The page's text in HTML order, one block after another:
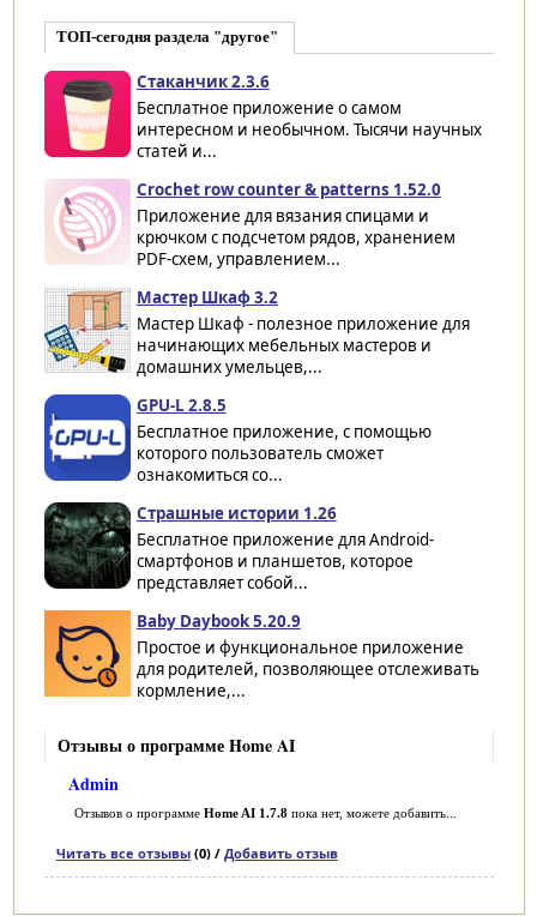
ТОП-сегодня раздела "другое"
Cтаканчик 2.3.6
Бесплатное приложение о самом
интересном и необычном. Тысячи научных
статей и...
Crochet row counter & patterns 1.52.0
Приложение для вязания спицами и
крючком с подсчетом рядов, хранением
PDF-схем, управлением...
Мастер Шкаф 3.2
Мастер Шкаф - полезное приложение для
начинающих мебельных мастеров и
домашних умельцев,...
GPU-L 2.8.5
Бесплатное приложение, с помощью
которого пользователь сможет
ознакомиться со...
Страшные истории 1.26
Бесплатное приложение для Android-
смартфонов и планшетов, которое
представляет собой...
Baby Daybook 5.20.9
Простое и функциональное приложение
для родителей, позволяющее отслеживать
кормление,...
Отзывы о программе Home AI
Admin
Отзывов о программе Home AI 1.7.8пока нет, можете добавить...
Читать все отзывы(0) / Добавить отзыв